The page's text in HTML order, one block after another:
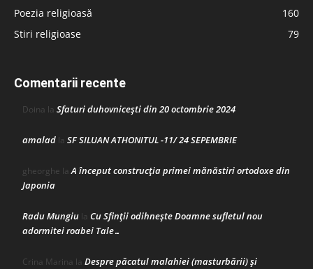
Poezia religioasă
160
Stiri religioase
79
Comentarii recente
Doina la Sfaturi duhovnicești din 20 octombrie 2024
amalad la SF SILUAN ATHONITUL -11/ 24 SEPEMBRIE
gheorghe laA început construcţia primei mănăstiri ortodoxe din
Japonia
Radu Mungiu la Cu Sfinții odihnește Doamne sufletul nou
adormitei roabei Tale…
Crina Marina la Despre păcatul malahiei (masturbării) şi